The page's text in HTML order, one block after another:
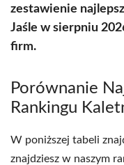
zestawienie
Jaśle w sierpniu
firm.
Porównanie
Rankingu
W poniższej tabeli
znajdziesz w naszym